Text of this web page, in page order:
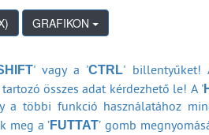
(1990-2007)
GRAFIKON
' vagy a 'CTRL' billentyűket!
összes adat kérdezhető le! A '
a többi funkció használatához
meg a ’FUTTAT’ gomb